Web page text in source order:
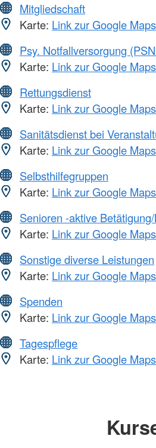
Mitgliedschaft
Karte: Link zur Google
Psy. Notfallversorgung
Karte: Link zur Google
Rettungsdienst
Karte: Link zur Google
Sanitätsdienst bei
Karte: Link zur Google
Selbsthilfegruppen
Karte: Link zur Google
Senioren -aktive
Karte: Link zur Google
Sonstige diverse Leistungen
Karte: Link zur Google
Spenden
Karte: Link zur Google
Tagespflege
Karte: Link zur Google